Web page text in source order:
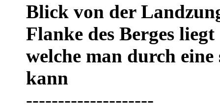
Blick von der
Flanke des Berges
welche man durch
kann
--------------------